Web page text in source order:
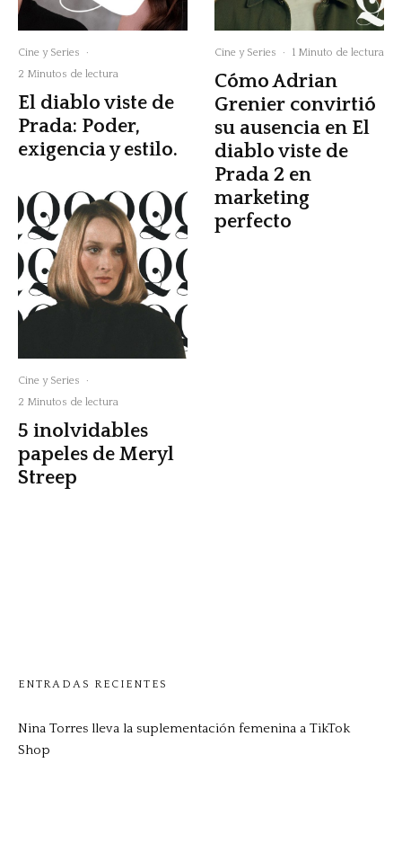
Cine y Series
·
2 Minutos de lectura
El diablo viste de
Prada: Poder,
exigencia y estilo.
Cine y Series
·
2 Minutos de lectura
5 inolvidables
papeles de Meryl
Streep
Cine y Series · 1 Minuto de lectura
Cómo Adrian
Grenier convirtió
su ausencia en El
diablo viste de
Prada 2 en
marketing
perfecto
ENTRADAS RECIENTES
Nina Torres lleva la suplementación femenina a TikTok
Shop